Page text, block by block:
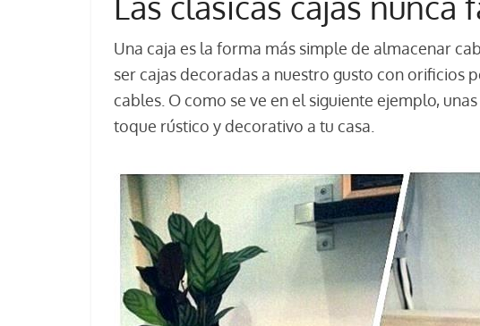
Una caja es la forma más simple de almacenar
ser cajas decoradas a nuestro gusto con orificios
cables. O como se ve en el siguiente ejemplo,
toque rústico y decorativo a tu casa.